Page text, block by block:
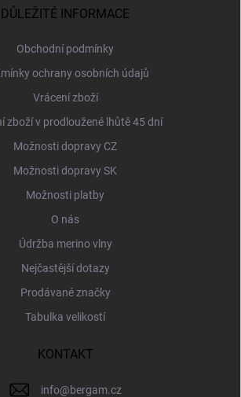
DŮLEŽITÉ INFORMACE
Obchodní podmínky
ochrany osobních údajů
Vrácení zboží
zboží v prodloužené lhůtě 45 dní
Možnosti dopravy CZ
Možnosti dopravy SK
Možnosti platby
O nás
Údržba merino vlny
Nejčastější dotazy
Prodávané značky
Tabulka velikostí
KONTAKT
info@bergam.cz